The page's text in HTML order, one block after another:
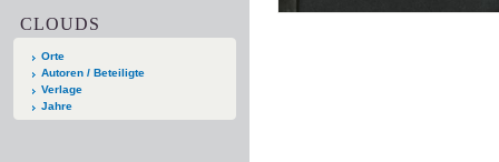
CLOUDS
Orte
Autoren / Beteiligte
Verlage
Jahre